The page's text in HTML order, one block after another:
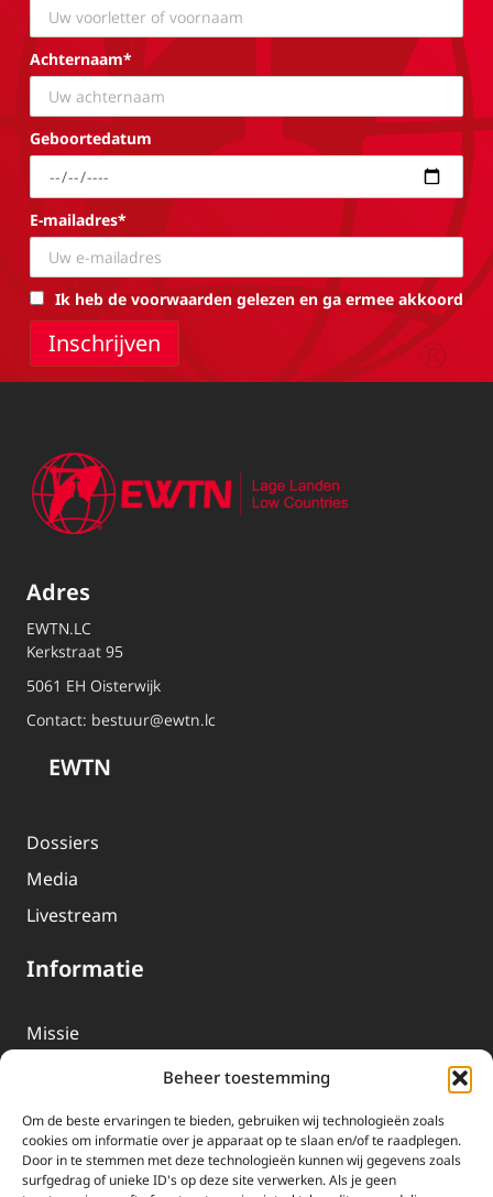
Beheer toestemming
Om de beste ervaringen te bieden, gebruiken wij technologieën zoals
cookies om informatie over je apparaat op te slaan en/of te raadplegen.
Door in te stemmen met deze technologieën kunnen wij gegevens zoals
surfgedrag of unieke ID's op deze site verwerken. Als je geen
Achternaam*
Geboortedatum
E-mailadres*
Ik heb de voorwaarden gelezen en ga ermee akkoord
Adres
EWTN.LC
Kerkstraat 95
5061 EH Oisterwijk
Contact: bestuur@ewtn.lc
EWTN
Dossiers
Media
Livestream
Informatie
Missie
EWTN-Team
Organisatiegegevens